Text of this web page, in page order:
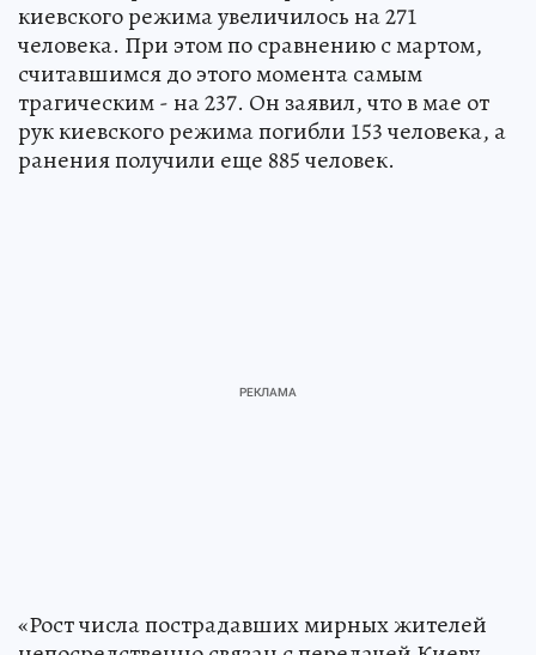
киевского режима увеличилось на 271
человека. При этом по сравнению с мартом,
считавшимся до этого момента самым
трагическим - на 237. Он заявил, что в мае от
рук киевского режима погибли 153 человека, а
ранения получили еще 885 человек.
«Рост числа пострадавших мирных жителей